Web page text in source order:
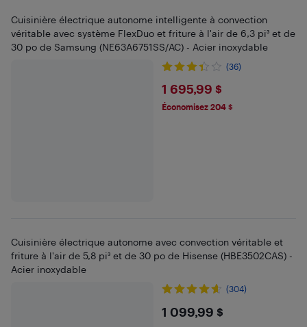
Cuisinière électrique autonome intelligente à convection
véritable avec système FlexDuo et friture à l'air de 6,3 pi³ et de
30 po de Samsung (NE63A6751SS/AC) - Acier inoxydable
(36)
$1695.99
1 695,99 $
Économisez 204 $
Cuisinière électrique autonome avec convection véritable et
friture à l'air de 5,8 pi³ et de 30 po de Hisense (HBE3502CAS) -
Acier inoxydable
(304)
$1099.99
1 099,99 $